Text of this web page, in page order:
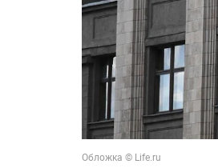
Обложка © Life.ru